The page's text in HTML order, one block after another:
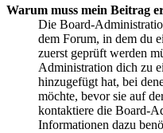
Warum muss mein Beitrag
Die Board-
dem Forum, in dem du
zuerst geprüft werden
Administration dich zu
hinzugefügt hat, bei
möchte, bevor sie auf
kontaktiere die Board-
Informationen dazu